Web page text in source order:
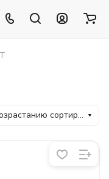
По возрастанию сортировки